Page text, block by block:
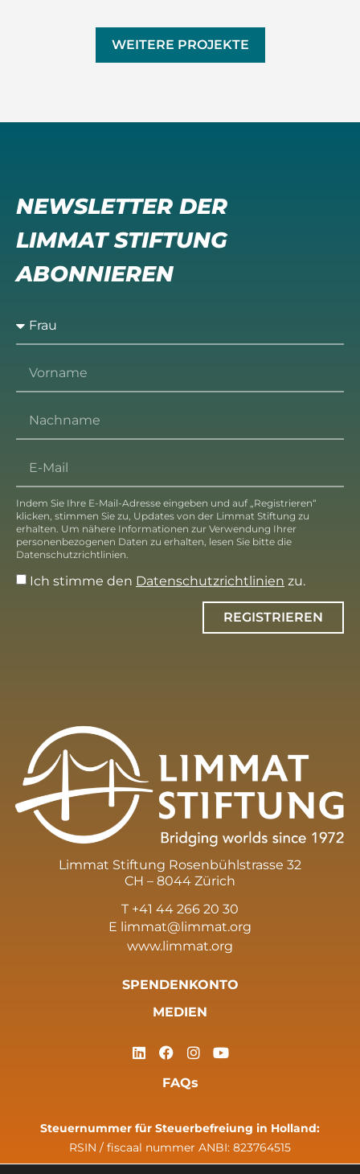
WEITERE PROJEKTE
NEWSLETTER DER
LIMMAT STIFTUNG
ABONNIEREN
Indem Sie Ihre E-Mail-Adresse eingeben und auf „Registrieren“
klicken, stimmen Sie zu, Updates von der Limmat Stiftung zu
erhalten. Um nähere Informationen zur Verwendung Ihrer
personenbezogenen Daten zu erhalten, lesen Sie bitte die
Datenschutzrichtlinien.
Ich stimme den Datenschutzrichtlinien zu.
REGISTRIEREN
Limmat Stiftung Rosenbühlstrasse 32
CH – 8044 Zürich
T +41 44 266 20 30
E limmat@limmat.org
www.limmat.org
SPENDENKONTO
MEDIEN
FAQs
Steuernummer für Steuerbefreiung in Holland:
RSIN / fiscaal nummer ANBI: 823764515